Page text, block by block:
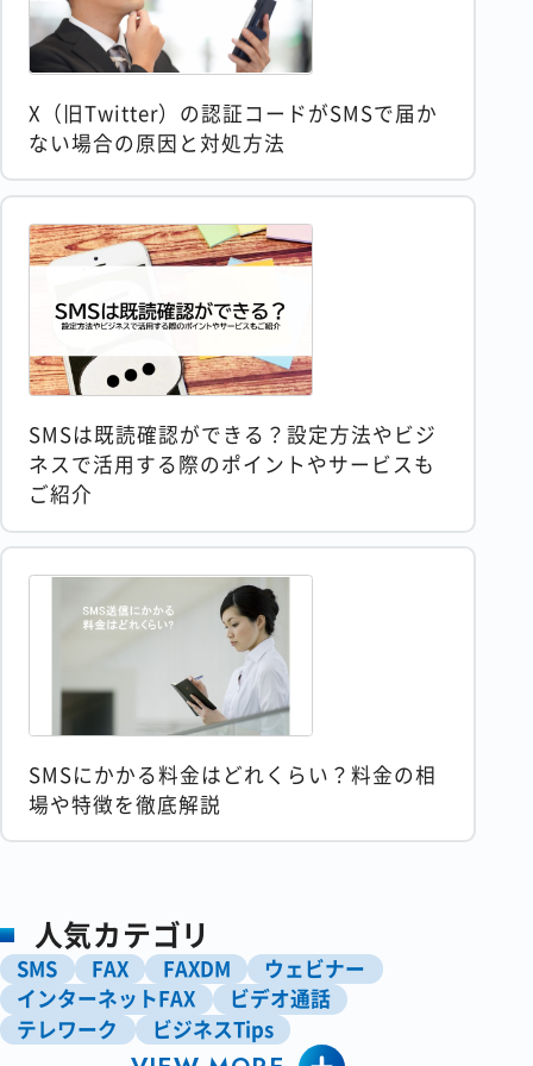
X（旧Twitter）の認証コードがSMSで届か
ない場合の原因と対処方法
SMSは既読確認ができる？設定方法やビジ
ネスで活用する際のポイントやサービスも
ご紹介
SMSにかかる料金はどれくらい？料金の相
場や特徴を徹底解説
人気カテゴリ
SMS FAX FAXDM
ウェビナー
インターネットFAX
ビデオ通話
テレワーク
ビジネスTips